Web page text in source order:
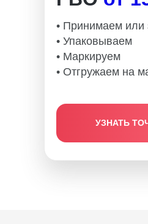
• Принимаем или
• Упаковываем
• Маркируем
• Отгружаем на
УЗНАТЬ